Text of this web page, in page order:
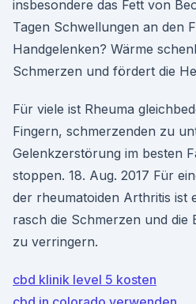
insbesondere das Fett von
Tagen Schwellungen an den
Handgelenken? Wärme
Schmerzen und fördert die
Für viele ist Rheuma
Fingern, schmerzenden zu
Gelenkzerstörung im besten
stoppen. 18. Aug. 2017 Für
der rheumatoiden Arthritis ist
rasch die Schmerzen und die
zu verringern.
cbd klinik level 5 kosten